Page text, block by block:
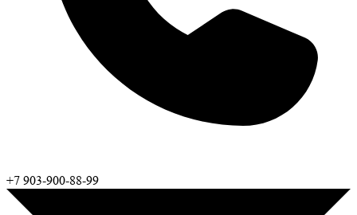
+7 903-900-88-99